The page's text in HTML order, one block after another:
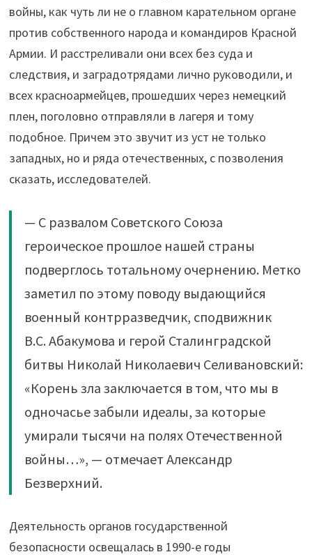
войны, как чуть ли не о главном карательном органе
против собственного народа и командиров Красной
Армии. И расстреливали они всех без суда и
следствия, и заградотрядами лично руководили, и
всех красноармейцев, прошедших через немецкий
плен, поголовно отправляли в лагеря и тому
подобное. Причем это звучит из уст не только
западных, но и ряда отечественных, с позволения
сказать, исследователей.
— С развалом Советского Союза
героическое прошлое нашей страны
подверглось тотальному очернению. Метко
заметил по этому поводу выдающийся
военный контрразведчик, сподвижник
В.С. Абакумова и герой Сталинградской
битвы Николай Николаевич Селивановский:
«Корень зла заключается в том, что мы в
одночасье забыли идеалы, за которые
умирали тысячи на полях Отечественной
войны…», — отмечает Александр
Безверхний.
Деятельность органов государственной
безопасности освещалась в 1990-е годы